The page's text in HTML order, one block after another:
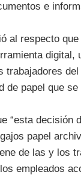
e
al respecto
papel que
“esta decisión
papel
de las y los
empleados